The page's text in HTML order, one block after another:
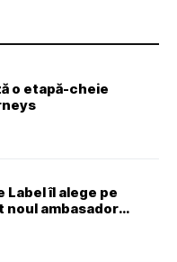
o etapă-cheie
Label îl alege pe
noul ambasador